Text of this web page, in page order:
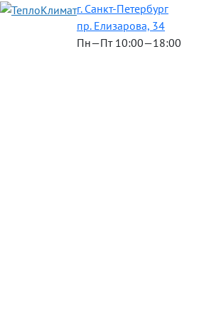
г. Санкт-Петербург
пр. Елизарова, 34
Пн—Пт 10:00—18:00